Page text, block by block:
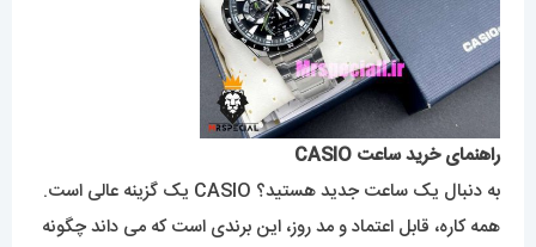
راهنمای خرید ساعت CASIO
به دنبال یک ساعت جدید هستید؟ CASIO یک گزینه عالی است.
همه کاره، قابل اعتماد و مد روز، این برندی است که می داند چگونه